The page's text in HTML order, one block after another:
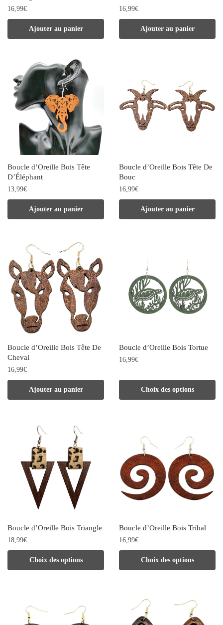
la
page
16,99€
Ajouter au panier
16,99€
Ajouter au panier
Boucle d’Oreille Bois Tête
D’Éléphant
13,99€
Ajouter au panier
Boucle d’Oreille Bois Tête De
Bouc
16,99€
Ajouter au panier
Boucle d’Oreille Bois Tête De
Cheval
16,99€
Ajouter au panier
Boucle d’Oreille Bois Tortue
16,99€
Choix des options
Ce
produit
variations.
options
peuvent
être
la
page
Boucle d’Oreille Bois Triangle
18,99€
Choix des options
produit
variations.
Boucle d’Oreille Bois Tribal
16,99€
Choix des options
produit
plusieurs
variations.